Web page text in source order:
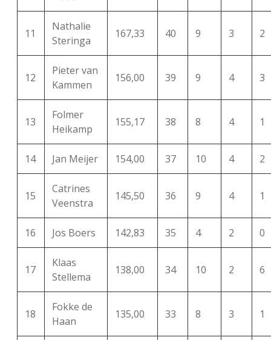
11
Nathalie
Steringa
167,33 40 9 3 2
12
Pieter van
Kammen
156,00 39 9 4 3
13
Folmer
Heikamp
155,17 38 8 4 1
14 Jan Meijer 154,00 37 10 4 2
15
Catrines
Veenstra
145,50 36 9 4 1
16 Jos Boers 142,83 35 4 2 0
17
Klaas
Stellema
138,00 34 10 2 6
18
Fokke de
Haan
135,00 33 8 3 1